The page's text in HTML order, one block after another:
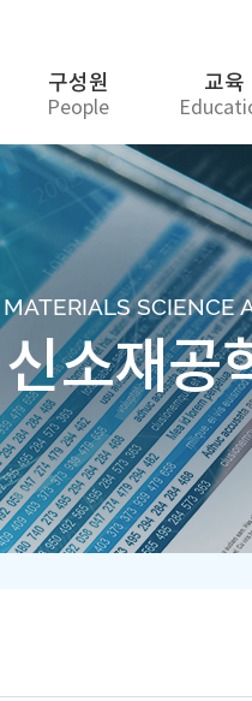
구성원
People
교육
SCIENCE
소재공